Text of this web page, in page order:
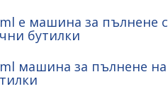
e машина за пълнене с
бутилки
машина за пълнене на